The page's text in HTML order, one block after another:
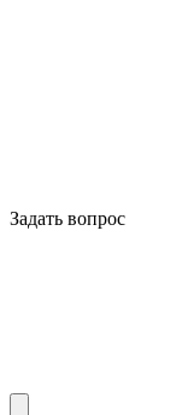
Задать вопрос